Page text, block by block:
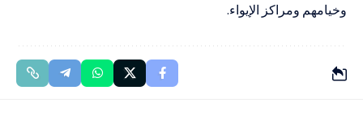
وخيامهم ومراكز الإيواء.